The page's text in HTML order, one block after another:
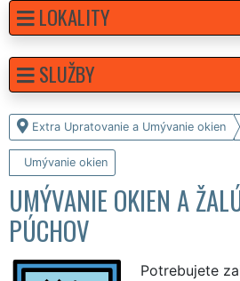
Extra Upratovanie a Umývanie okien
Umývanie okien
UMÝVANIE OKIEN A
PÚCHOV
Potrebujete
LOKALITY
SLUŽBY